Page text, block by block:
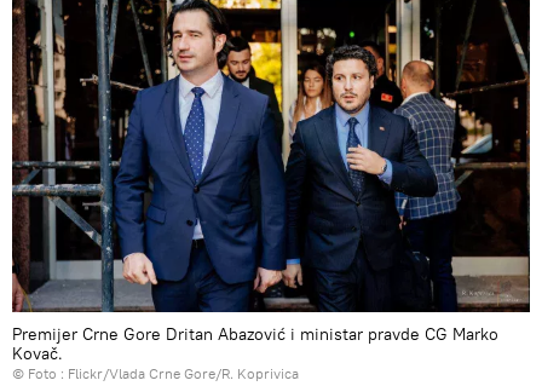
Premijer Crne Gore Dritan Abazović i ministar pravde CG Marko
Kovač.
© Foto : Flickr/Vlada Crne Gore/R. Koprivica